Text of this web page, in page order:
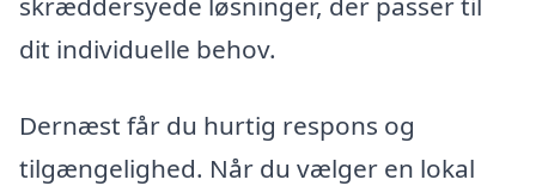
dit individuelle behov.
Dernæst får du hurtig respons og
tilgængelighed. Når du vælger en lokal